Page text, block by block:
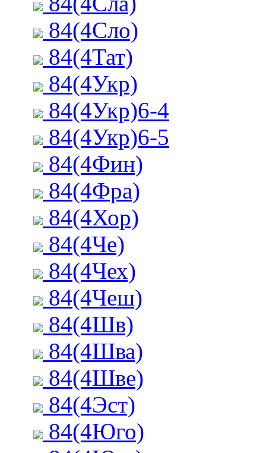
84(4Сло)
84(4Тат)
84(4Укр)
84(4Укр)6-4
84(4Укр)6-5
84(4Фин)
84(4Фра)
84(4Хор)
84(4Че)
84(4Чех)
84(4Чеш)
84(4Шв)
84(4Шва)
84(4Шве)
84(4Эст)
84(4Юго)